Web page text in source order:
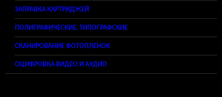
ЗАПРАВКА КАРТРИДЖЕЙ
ПОЛИГРАФИЧЕСКИЕ, ТИПОГРАФСКИЕ
СКАНИРОВАНИЕ ФОТОПЛЕНОК
ОЦИФРОВКА ВИДЕО И АУДИО